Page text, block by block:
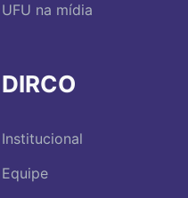
UFU na mídia
DIRCO
Institucional
Equipe